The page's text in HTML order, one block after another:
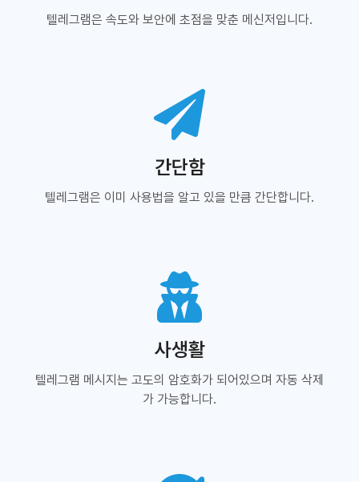
텔레그램은 속도와 보안에 초점을 맞춘 메신저입니다.
간단함
텔레그램은 이미 사용법을 알고 있을 만큼 간단합니다.
사생활
텔레그램 메시지는 고도의 암호화가 되어있으며 자동 삭제
가 가능합니다.